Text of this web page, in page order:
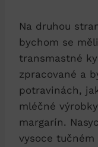
Na druhou
bychom se
transmastné
zpracované a
potravinách,
mléčné
margarín.
vysoce